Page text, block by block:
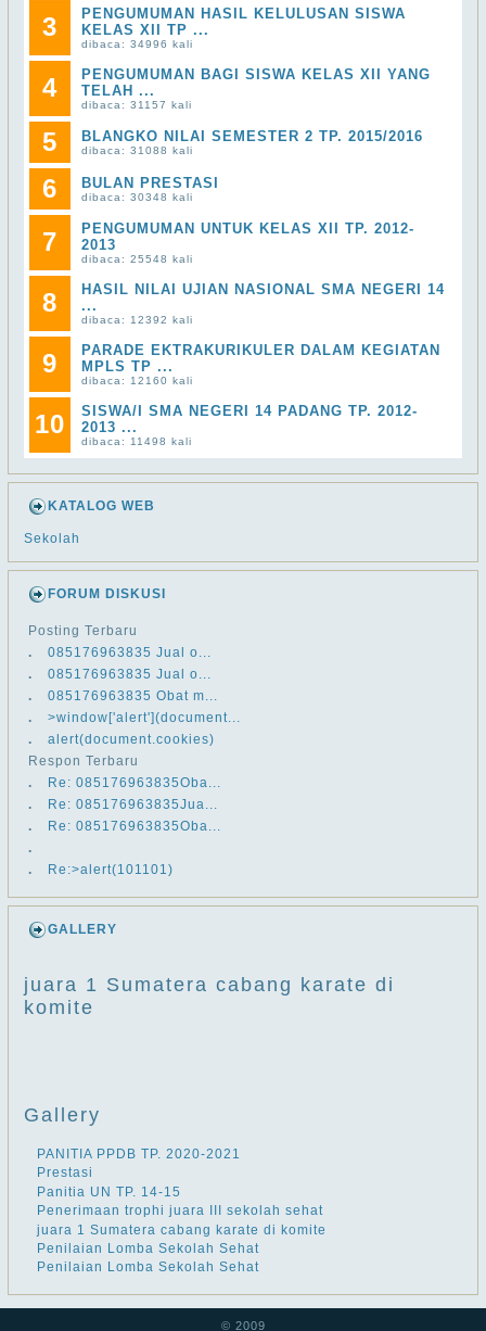
3
PENGUMUMAN HASIL KELULUSAN SISWA
KELAS XII TP ...
dibaca: 34996 kali
4
PENGUMUMAN BAGI SISWA KELAS XII YANG
TELAH ...
dibaca: 31157 kali
5 BLANGKO NILAI SEMESTER 2 TP. 2015/2016
dibaca: 31088 kali
6 BULAN PRESTASI
dibaca: 30348 kali
7
PENGUMUMAN UNTUK KELAS XII TP. 2012-
2013
dibaca: 25548 kali
8
HASIL NILAI UJIAN NASIONAL SMA NEGERI 14
...
dibaca: 12392 kali
9
PARADE EKTRAKURIKULER DALAM KEGIATAN
MPLS TP ...
dibaca: 12160 kali
10
SISWA/I SMA NEGERI 14 PADANG TP. 2012-
2013 ...
dibaca: 11498 kali
KATALOG WEB
Sekolah
FORUM DISKUSI
Posting Terbaru
.
​​085176963835 Jual o...
.
​​085176963835 Jual o...
.
​​085176963835 Obat m...
.
>window['alert'](document...
.
alert(document.cookies)
Respon Terbaru
.
Re: ​​085176963835Oba...
.
Re: ​​085176963835Jua...
.
Re: ​​085176963835Oba...
.
.
Re:>alert(101101)
GALLERY
juara 1 Sumatera cabang karate di
komite
Gallery
PANITIA PPDB TP. 2020-2021
Prestasi
Panitia UN TP. 14-15
Penerimaan trophi juara III sekolah sehat
juara 1 Sumatera cabang karate di komite
Penilaian Lomba Sekolah Sehat
Penilaian Lomba Sekolah Sehat
© 2009